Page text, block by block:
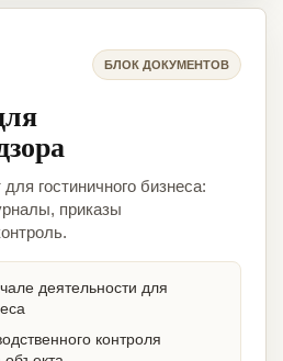
БЛОК ДОКУМЕНТОВ
гостиничного бизнеса:
приказы
деятельности для
контроля